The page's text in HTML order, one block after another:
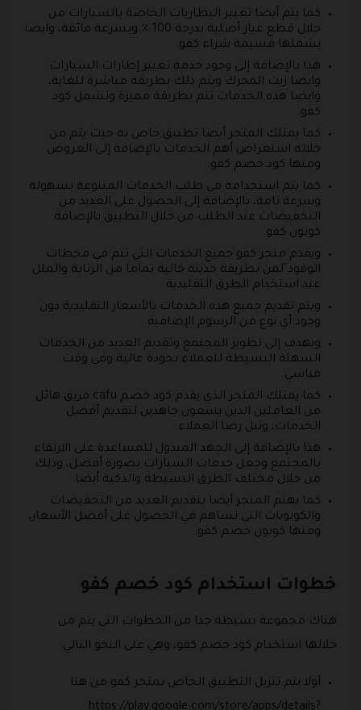
كما يتم أيضا تغيير البطاريات الخاصة بالسيارات من
خلال قطع غيار أصلية بدرجة 100 ٪ وبسرعة فائقة، وايضا
يشملها قسيمة شراء كفو.
هذا بالإضافة إلى وجود خدمة تغيير إطارات السيارات
وايضا زيت المحرك ويتم ذلك بطريقة مباشرة للغاية،
وايضا هذه الخدمات تتم بطريقة مميزة وتشمل كود
كفو.
كما يمتلك المتجر أيضا تطبيق خاص به حيث يتم من
خلاله استعراض أهم الخدمات بالإضافة إلى العروض
ومنها كود خصم كفو.
كما يتم استخدامه في طلب الخدمات المتنوعة بسهولة
وسرعة تامة، بالإضافة إلى الحصول على العديد من
التخفيضات عند الطلب من خلال التطبيق بالإضافة
كوبون كفو.
ويقدم متجر كفو جميع الخدمات التي تتم في محطات
الوقود َلمن بطريقة حديثة خالية تماما من الرتابة والملل
عند استخدام الطرق التقليدية.
ويتم تقديم جميع هذه الخدمات بالأسعار التقليدية دون
وجود أي نوع من الرسوم الإضافية.
ويهدف إلى تطوير المجتمع وتقديم العديد من الخدمات
السهلة البسيطة للعملاء بجودة عالية وفي وقت
قياسي.
كما يمتلك المتجر الذي يقدم كود خصم cafu فريق هائل
من العاملين الذين يسعون جاهدين لتقديم أفضل
الخدمات، ونيل رضا العملاء.
هذا بالإضافة إلى الجهد المبذول للمساعدة على الارتقاء
بالمجتمع وجعل خدمات السيارات بصورة أفضل، وذلك
من خلال مختلف الطرق البسيطة والذكية أيضا.
كما يهتم المتجر أيضا بتقديم العديد من التخفيضات
والكوبونات التي تساهم في الحصول على أفضل الأسعار،
ومنها كوبون خصم كفو.
خطوات استخدام كود خصم كفو
هناك مجموعة بسيطة جدا من الخطوات التي يتم من
خلالها استخدام كود خصم كفو، وهي على النحو التالي:
أولا يتم تنزيل التطبيق الخاص بمتجر كفو من هنا
https://play.google.com/store/apps/details?